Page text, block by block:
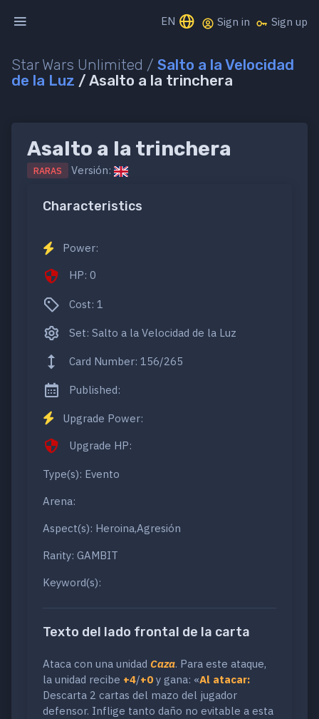
EN Sign in Sign up
Star Wars Unlimited / Salto a la Velocidad
de la Luz / Asalto a la trinchera
Asalto a la trinchera
RARAS Versión:
Characteristics
Power:
HP: 0
Cost: 1
Set: Salto a la Velocidad de la Luz
Card Number: 156/265
Published:
Upgrade Power:
Upgrade HP:
Type(s): Evento
Arena:
Aspect(s): Heroina,Agresión
Rarity: GAMBIT
Keyword(s):
Texto del lado frontal de la carta
Ataca con una unidad Caza. Para este ataque,
la unidad recibe +4/+0 y gana: «Al atacar:
Descarta 2 cartas del mazo del jugador
defensor. Inflige tanto daño no evitable a esta